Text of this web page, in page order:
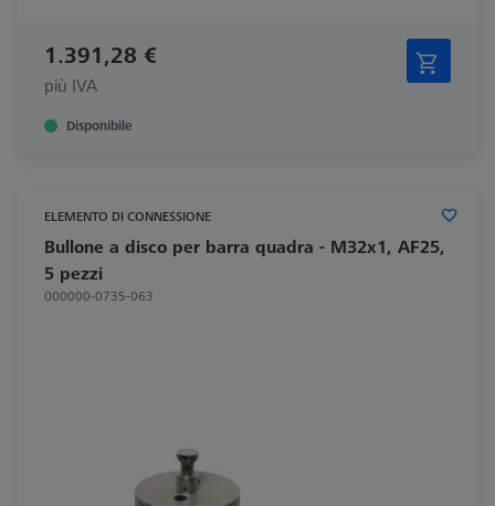
1.391,28 €
più IVA
Disponibile
ELEMENTO DI CONNESSIONE
Bullone a disco per barra quadra - M32x1, AF25,
5 pezzi
000000-0735-063